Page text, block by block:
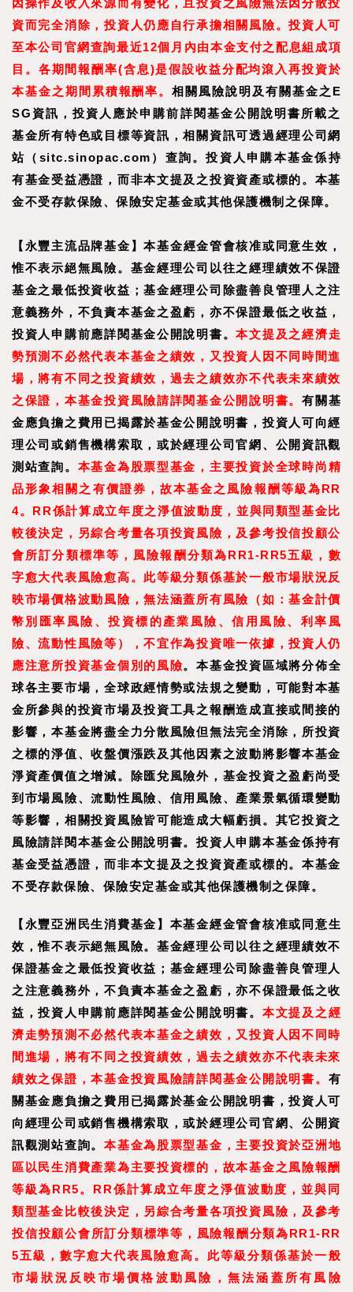
因操作及收入來源而有變化，且投資之風險無法因分散投
資而完全消除，投資人仍應自行承擔相關風險。投資人可
至本公司官網查詢最近12個月內由本金支付之配息組成項
目。 各期間報酬率(含息)是假設收益分配均滾入再投資於
本基金之期間累積報酬率。相關風險說明及有關基金之E
SG資訊，投資人應於申購前詳閱基金公開說明書所載之
基金所有特色或目標等資訊，相關資訊可透過經理公司網
站（sitc.sinopac.com）查詢。投資人申購本基金係持
有基金受益憑證，而非本文提及之投資資產或標的。本基
金不受存款保險、保險安定基金或其他保護機制之保障。
【永豐主流品牌基金 】本基金經金管會核准或同意生效，
惟不表示絕無風險。基金經理公司以往之經理績效不保證
基金之最低投資收益；基金經理公司除盡善良管理人之注
意義務外，不負責本基金之盈虧，亦不保證最低之收益，
投資人申購前應詳閱基金公開說明書。本文提及之經濟走
勢預測不必然代表本基金之績效，又投資人因不同時間進
場，將有不同之投資績效，過去之績效亦不代表未來績效
之保證，本基金投資風險請詳閱基金公開說明書。有關基
金應負擔之費用已揭露於基金公開說明書，投資人可向經
理公司或銷售機構索取，或於經理公司官網、公開資訊觀
測站查詢。 本基金為股票型基金，主要投資於全球時尚精
品形象相關之有價證券，故本基金之風險報酬等級為RR
4。RR係計算成立年度之淨值波動度，並與同類型基金比
較後決定，另綜合考量各項投資風險，及參考投信投顧公
會所訂分類標準等，風險報酬分類為RR1-RR5五級，數
字愈大代表風險愈高。此等級分類係基於一般市場狀況反
映市場價格波動風險，無法涵蓋所有風險（如：基金計價
幣別匯率風險、投資標的產業風險、信用風險、利率風
險、流動性風險等），不宜作為投資唯一依據，投資人仍
應注意所投資基金個別的風險。本基金投資區域將分佈全
球各主要市場，全球政經情勢或法規之變動，可能對本基
金所參與的投資市場及投資工具之報酬造成直接或間接的
影響，本基金將盡全力分散風險但無法完全消除，所投資
之標的淨值、收盤價漲跌及其他因素之波動將影響本基金
淨資產價值之增減。除匯兌風險外，基金投資之盈虧尚受
到市場風險、流動性風險、信用風險、產業景氣循環變動
等影響，相關投資風險皆可能造成大幅虧損。其它投資之
風險請詳閱本基金公開說明書。投資人申購本基金係持有
基金受益憑證，而非本文提及之投資資產或標的。本基金
不受存款保險、保險安定基金或其他保護機制之保障。
【永豐亞洲民生消費基金 】 本基金經金管會核准或同意生
效，惟不表示絕無風險。基金經理公司以往之經理績效不
保證基金之最低投資收益；基金經理公司除盡善良管理人
之注意義務外，不負責本基金之盈虧，亦不保證最低之收
益，投資人申購前應詳閱基金公開說明書。 本文提及之經
濟走勢預測不必然代表本基金之績效，又投資人因不同時
間進場，將有不同之投資績效，過去之績效亦不代表未來
績效之保證，本基金投資風險請詳閱基金公開說明書。 有
關基金應負擔之費用已揭露於基金公開說明書，投資人可
向經理公司或銷售機構索取，或於經理公司官網、公開資
訊觀測站查詢。本基金為股票型基金，主要投資於亞洲地
區以民生消費產業為主要投資標的，故本基金之風險報酬
等級為RR5。RR係計算成立年度之淨值波動度，並與同
類型基金比較後決定，另綜合考量各項投資風險，及參考
投信投顧公會所訂分類標準等，風險報酬分類為RR1-RR
5五級，數字愈大代表風險愈高。此等級分類係基於一般
市場狀況反映市場價格波動風險，無法涵蓋所有風險